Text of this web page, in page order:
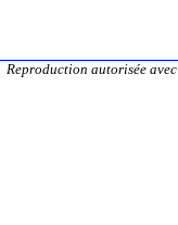
Reproduction autorisée avec